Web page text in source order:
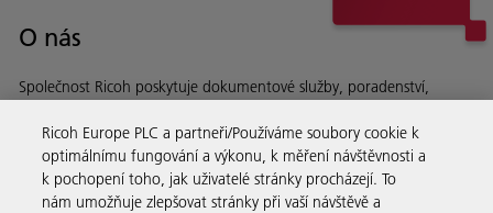
O nás
Společnost Ricoh poskytuje dokumentové služby, poradenství,
Přečtěte si více o naší historii a o tom, co děláme
Ricoh Europe PLC a partneři/Používáme soubory cookie k
optimálnímu fungování a výkonu, k měření návštěvnosti a
k pochopení toho, jak uživatelé stránky procházejí. To
nám umožňuje zlepšovat stránky při vaší návštěvě a